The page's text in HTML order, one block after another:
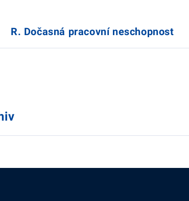
R. Dočasná pracovní neschopnost